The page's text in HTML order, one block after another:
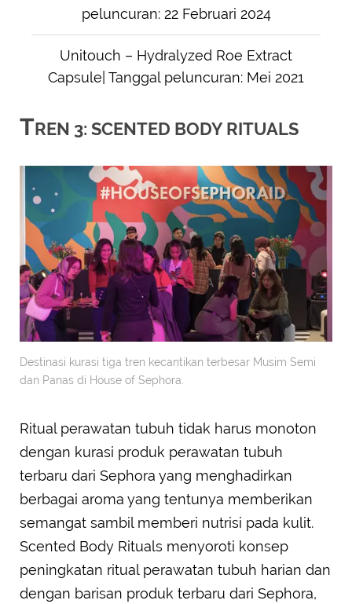
peluncuran: 22 Februari 2024
Unitouch – Hydralyzed Roe Extract
Capsule| Tanggal peluncuran: Mei 2021
TREN 3: SCENTED BODY RITUALS
Destinasi kurasi tiga tren kecantikan terbesar Musim Semi
dan Panas di House of Sephora.
Ritual perawatan tubuh tidak harus monoton
dengan kurasi produk perawatan tubuh
terbaru dari Sephora yang menghadirkan
berbagai aroma yang tentunya memberikan
semangat sambil memberi nutrisi pada kulit.
Scented Body Rituals menyoroti konsep
peningkatan ritual perawatan tubuh harian dan
dengan barisan produk terbaru dari Sephora,